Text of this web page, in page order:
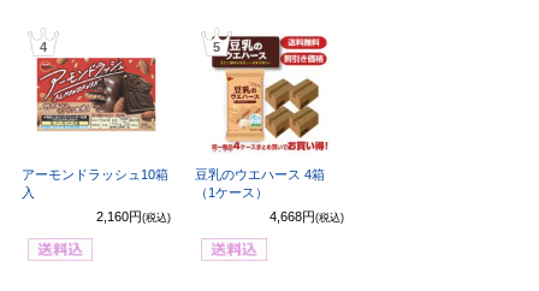
4
アーモンドラッシュ10箱
入
2,160円 (税込)
5
豆乳のウエハース 4箱
（1ケース）
4,668円 (税込)